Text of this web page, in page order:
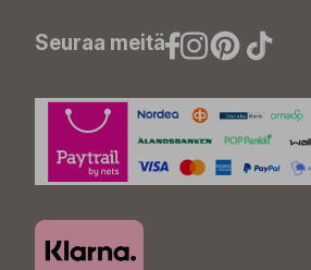
Seuraa meitä